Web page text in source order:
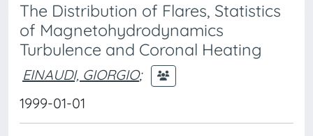
The Distribution of Flares, Statistics
of Magnetohydrodynamics
Turbulence and Coronal Heating
EINAUDI, GIORGIO;
1999-01-01